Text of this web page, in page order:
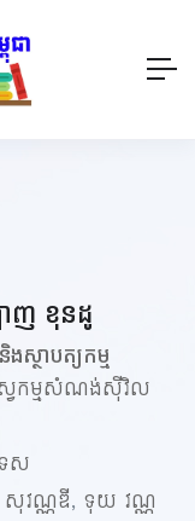
ាញ​ ខុនដូ
ថាបត្យកម្ម
វកម្មសំណង់ស៊ីវិល
េស
វណ្ណឌី, ទុយ វណ្ណ